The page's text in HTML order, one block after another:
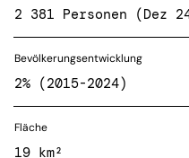
2 381 Personen (Dez
Bevölkerungsentwicklung
2% (2015-2024)
Fläche
19 km²